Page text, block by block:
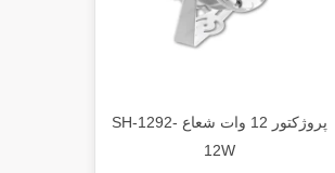
پروژکتور 12 وات شعاع SH-1292-
12W